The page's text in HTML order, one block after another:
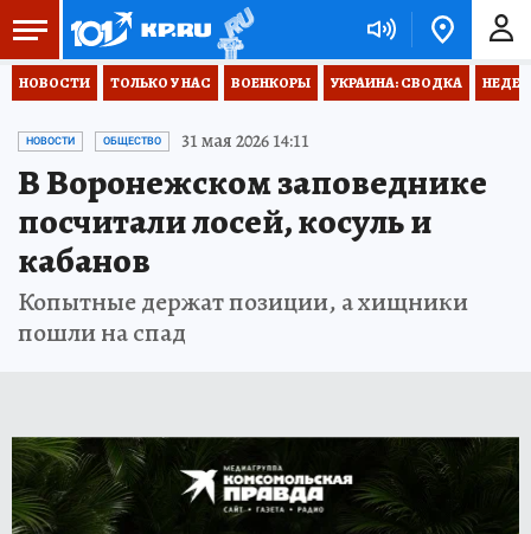
НОВОСТИ ТОЛЬКО У НАС ВОЕНКОРЫ УКРАИНА: СВОДКА
НОВОСТИ ОБЩЕСТВО 31 мая 2026 14:11
В Воронежском заповеднике
посчитали лосей, косуль и
кабанов
Копытные держат позиции, а хищники
пошли на спад